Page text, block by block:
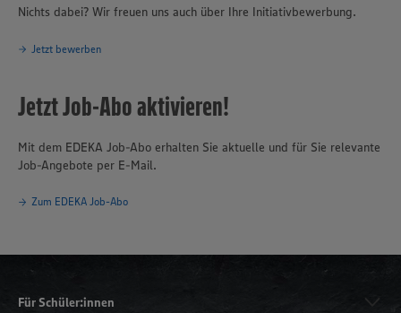
Nichts dabei? Wir freuen uns auch über Ihre Initiativbewerbung.
Jetzt bewerben
Jetzt Job-Abo aktivieren!
Mit dem EDEKA Job-Abo erhalten Sie aktuelle und für Sie relevante
Job-Angebote per E-Mail.
Zum EDEKA Job-Abo
Für Schüler:innen